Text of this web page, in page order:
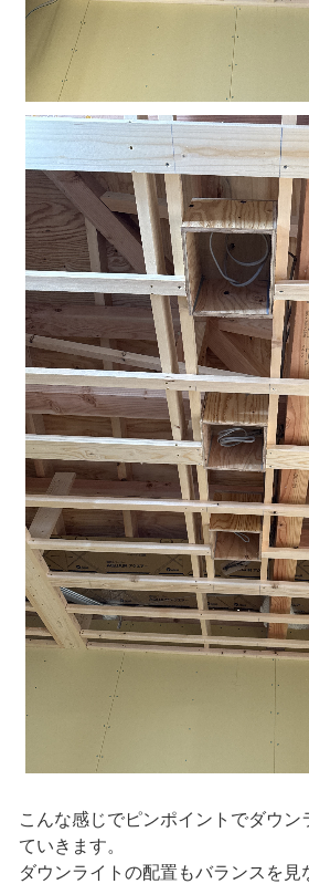
こんな感じでピンポイントでダウン
ていきます。
ダウンライトの配置もバランスを見